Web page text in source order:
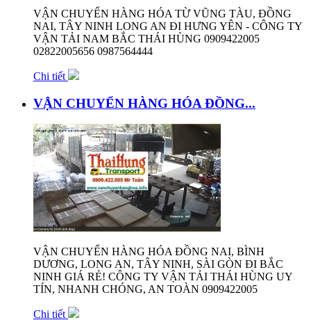
VẬN CHUYỂN HÀNG HÓA TỪ VŨNG TÀU, ĐỒNG
NAI, TÂY NINH LONG AN ĐI HƯNG YÊN - CÔNG TY
VẬN TẢI NAM BẮC THÁI HÙNG 0909422005
02822005656 0987564444
Chi tiết
VẬN CHUYỂN HÀNG HÓA ĐỒNG...
VẬN CHUYỂN HÀNG HÓA ĐỒNG NAI, BÌNH
DƯƠNG, LONG AN, TÂY NINH, SÀI GÒN ĐI BẮC
NINH GIÁ RẺ! CÔNG TY VẬN TẢI THÁI HÙNG UY
TÍN, NHANH CHÓNG, AN TOÀN 0909422005
Chi tiết